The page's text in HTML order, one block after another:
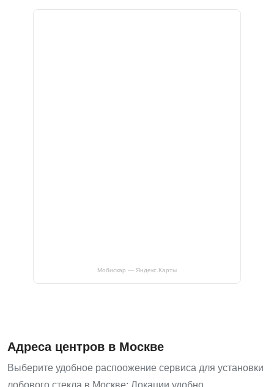
Мобискар — Яндекс.Карты
Адреса центров в Москве
Выберите удобное распоожение сервиса для установки
лобового стекла в Москве: Локации удобно